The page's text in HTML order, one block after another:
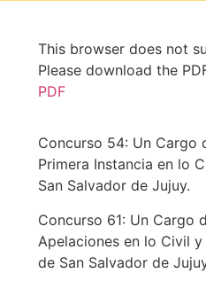
This browser does not
Please download the
PDF
Concurso 54: Un Cargo
Primera Instancia en lo
San Salvador de Jujuy.
Concurso 61: Un Cargo
Apelaciones en lo Civil
de San Salvador de